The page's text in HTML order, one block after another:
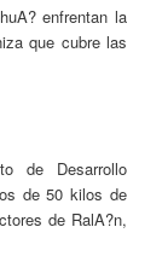
enfrentan la
que cubre las
de Desarrollo
de 50 kilos de
de RalA?n,